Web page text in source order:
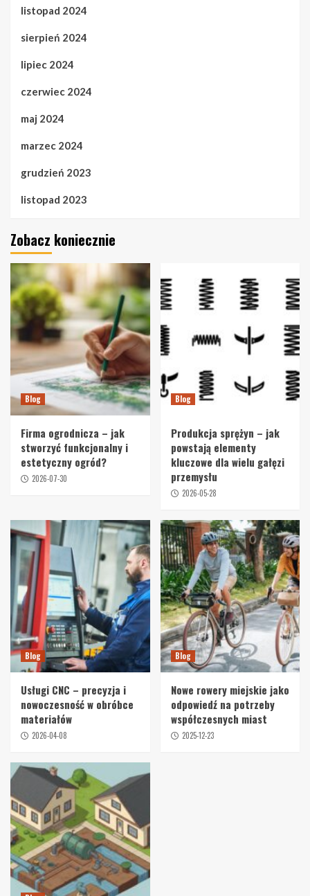
listopad 2024
sierpień 2024
lipiec 2024
czerwiec 2024
maj 2024
marzec 2024
grudzień 2023
listopad 2023
Zobacz koniecznie
Blog
Firma ogrodnicza – jak
stworzyć funkcjonalny i
estetyczny ogród?
2026-07-30
Blog
Produkcja sprężyn – jak
powstają elementy
kluczowe dla wielu gałęzi
przemysłu
2026-05-28
Blog
Usługi CNC – precyzja i
nowoczesność w obróbce
materiałów
2026-04-08
Blog
Nowe rowery miejskie jako
odpowiedź na potrzeby
współczesnych miast
2025-12-23